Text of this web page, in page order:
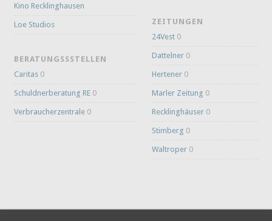
Kino Recklinghausen
Loe Studios
BERATUNGSSSTELLEN
Caritas 0
Schuldnerberatung RE 0
Verbraucherzentrale 0
ZEITUNGEN
24Vest 0
Dattelner 0
Hertener 0
Marler Zeitung 0
Recklinghäuser 0
Stimberg 0
Waltroper 0